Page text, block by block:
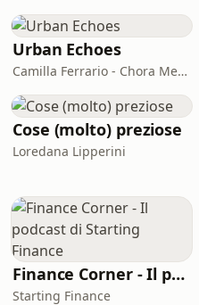
Urban Echoes
Camilla Ferrario - Chora Media
Cose (molto) preziose
Loredana Lipperini
Finance Corner - Il podcast di Starting Finance
Starting Finance